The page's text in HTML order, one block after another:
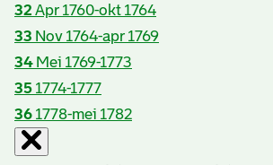
32 Apr 1760-okt 1764
33 Nov 1764-apr 1769
34 Mei 1769-1773
35 1774-1777
36 1778-mei 1782